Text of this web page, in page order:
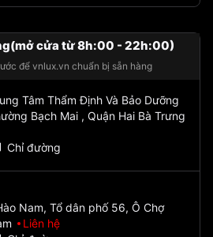
cửa từ 8h:00 - 22h:00)
để vnlux.vn chuẩn bị sẵn hàng
Tâm Thẩm Định Và Bảo Dưỡng
Bạch Mai , Quận Hai Bà Trưng
Chỉ đường
Nam, Tổ dân phố 56, Ô Chợ
Liên hệ